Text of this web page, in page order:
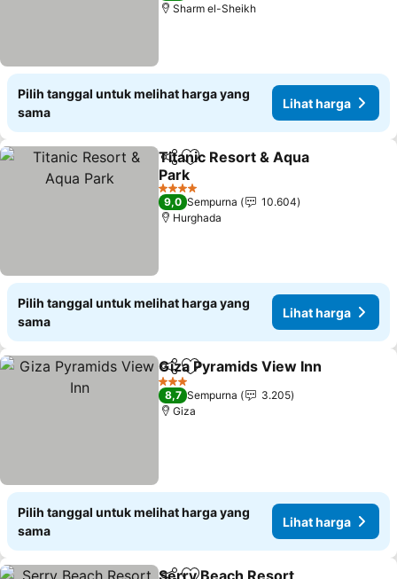
Sharm el-Sheikh
Pilih tanggal untuk melihat harga yang
sama
Lihat harga
BagikanTambahkan ke favorit
Titanic Resort & Aqua
Park
4 Bintang
9,0 Sempurna
10.604
Hurghada
Pilih tanggal untuk melihat harga yang
sama
Lihat harga
BagikanTambahkan ke favorit
Giza Pyramids View Inn
3 Bintang
8,7 Sempurna
3.205
Giza
Pilih tanggal untuk melihat harga yang
sama
Lihat harga
Serry Beach Resort